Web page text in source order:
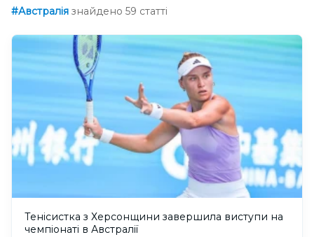
#Австралія знайдено 59 статті
Тенісистка з Херсонщини завершила виступи на
чемпіонаті в Австралії